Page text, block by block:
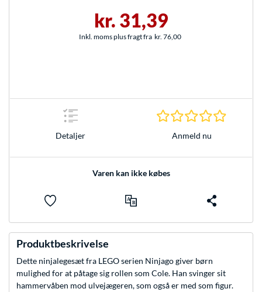
kr. 31,39
Inkl. moms plus fragt fra kr. 76,00
Detaljer Anmeld nu
Varen kan ikke købes
Produktbeskrivelse
Dette ninjalegesæt fra LEGO serien Ninjago giver børn
mulighed for at påtage sig rollen som Cole. Han svinger sit
hammervåben mod ulvejægeren, som også er med som figur.